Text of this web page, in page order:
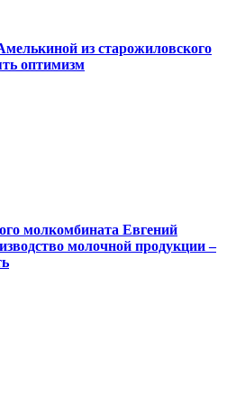
из старожиловского
оптимизм
молкомбината Евгений
молочной продукции –